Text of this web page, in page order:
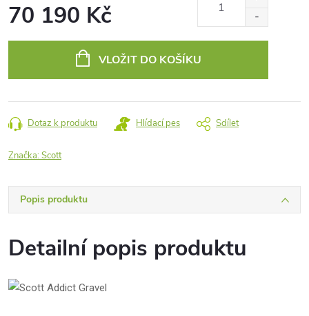
70 190 Kč
VLOŽIT DO KOŠÍKU
Dotaz k produktu Hlídací pes Sdílet
Značka:Scott
Popis produktu
Detailní popis produktu